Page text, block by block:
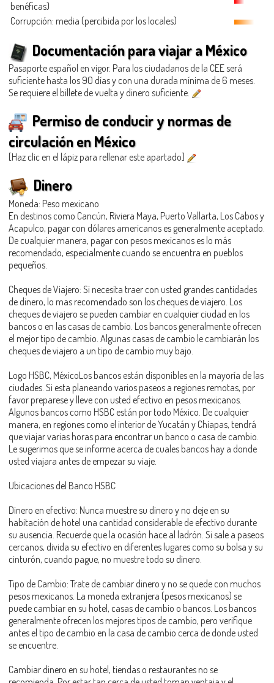
benéficas)
Corrupción: media (percibida por los locales)
Documentación para viajar a México
Pasaporte español en vigor. Para los ciudadanos de la CEE será
suficiente hasta los 90 días y con una durada mínima de 6 meses.
Se requiere el billete de vuelta y dinero suficiente.
Permiso de conducir y normas de
circulación en México
[Haz clic en el lápiz para rellenar este apartado]
Dinero
Moneda: Peso mexicano
En destinos como Cancún, Riviera Maya, Puerto Vallarta, Los Cabos y
Acapulco, pagar con dólares americanos es generalmente aceptado.
De cualquier manera, pagar con pesos mexicanos es lo más
recomendado, especialmente cuando se encuentra en pueblos
pequeños.
Cheques de Viajero: Si necesita traer con usted grandes cantidades
de dinero, lo mas recomendado son los cheques de viajero. Los
cheques de viajero se pueden cambiar en cualquier ciudad en los
bancos o en las casas de cambio. Los bancos generalmente ofrecen
el mejor tipo de cambio. Algunas casas de cambio le cambiarán los
cheques de viajero a un tipo de cambio muy bajo.
Logo HSBC, MéxicoLos bancos están disponibles en la mayoría de las
ciudades. Si esta planeando varios paseos a regiones remotas, por
favor preparese y lleve con usted efectivo en pesos mexicanos.
Algunos bancos como HSBC están por todo México. De cualquier
manera, en regiones como el interior de Yucatán y Chiapas, tendrá
que viajar varias horas para encontrar un banco o casa de cambio.
Le sugerimos que se informe acerca de cuales bancos hay a donde
usted viajara antes de empezar su viaje.
Ubicaciones del Banco HSBC
Dinero en efectivo: Nunca muestre su dinero y no deje en su
habitación de hotel una cantidad considerable de efectivo durante
su ausencia. Recuerde que la ocasión hace al ladrón. Si sale a paseos
cercanos, divida su efectivo en diferentes lugares como su bolsa y su
cinturón, cuando pague, no muestre todo su dinero.
Tipo de Cambio: Trate de cambiar dinero y no se quede con muchos
pesos mexicanos. La moneda extranjera (pesos mexicanos) se
puede cambiar en su hotel, casas de cambio o bancos. Los bancos
generalmente ofrecen los mejores tipos de cambio, pero verifique
antes el tipo de cambio en la casa de cambio cerca de donde usted
se encuentre.
Cambiar dinero en su hotel, tiendas o restaurantes no se